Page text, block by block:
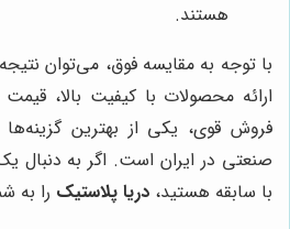
هستند.
با توجه به مقایسه فوق، می‌توان
ارائه محصولات با کیفیت بالا،
فروش قوی، یکی از بهترین
صنعتی در ایران است. اگر به دنبال یک
با سابقه هستید، دریا پلاستیک را به